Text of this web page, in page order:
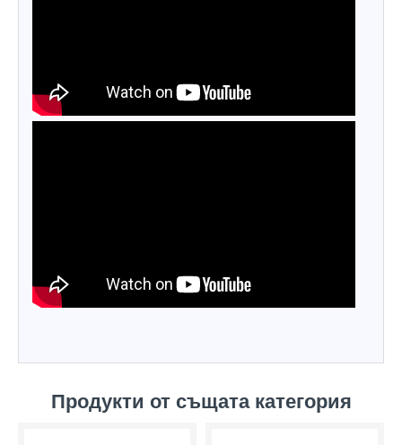
Продукти от същата категория